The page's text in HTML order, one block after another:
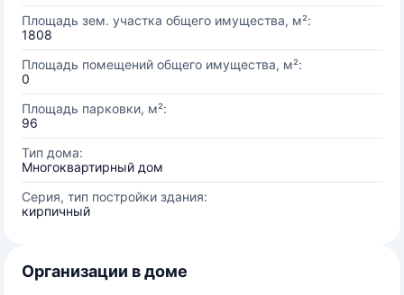
Площадь зем. участка общего имущества, м²:
1808
Площадь помещений общего имущества, м²:
0
Площадь парковки, м²:
96
Тип дома:
Многоквартирный дом
Серия, тип постройки здания:
кирпичный
Организации в доме